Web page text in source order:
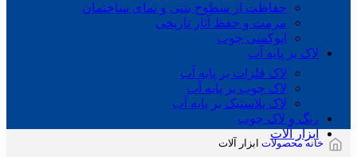
حفاظت از سطوح بتنی و نمای ساختمان
مرمت و حفظ آثار تاریخی
اپوکسی چوب
لاک بر پایه آب
لاک فلزات بر پایه آب
لاک چوب بر پایه آب
لاک پلاستیک بر پایه آب
رنگ و لاک چوب
ابزار آلات
خانهمحصولات ابزار آلات